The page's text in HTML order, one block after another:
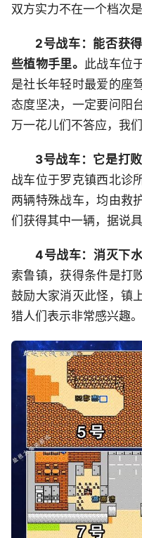
双方实力不在一个档次是
2号战车：能否获
些植物手里。 此战车位
是社长年轻时最爱的座
态度坚决，一定要问阳
万一花儿们不答应，我
3号战车：它是打
战车位于罗克镇西北诊
两辆特殊战车，均由救
们获得其中一辆，据说
4号战车：消灭下
索鲁镇，获得条件是打
鼓励大家消灭此怪，镇
猎人们表示非常感兴趣。